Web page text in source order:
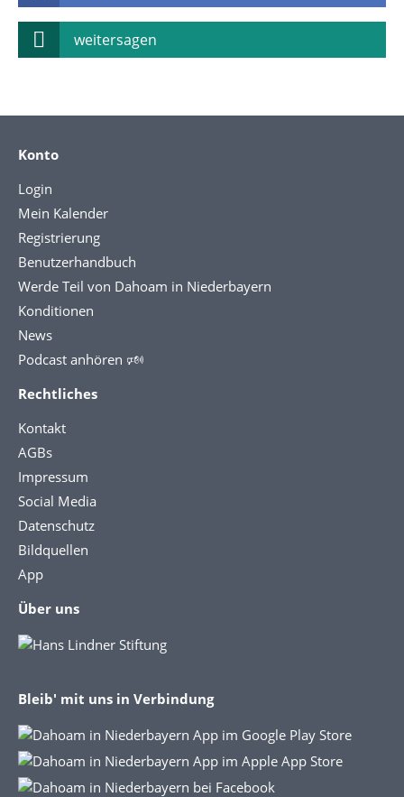
weitersagen
Konto
Login
Mein Kalender
Registrierung
Benutzerhandbuch
Werde Teil von Dahoam in Niederbayern
Konditionen
News
Podcast anhören 🕬
Rechtliches
Kontakt
AGBs
Impressum
Social Media
Datenschutz
Bildquellen
App
Über uns
Bleib' mit uns in Verbindung